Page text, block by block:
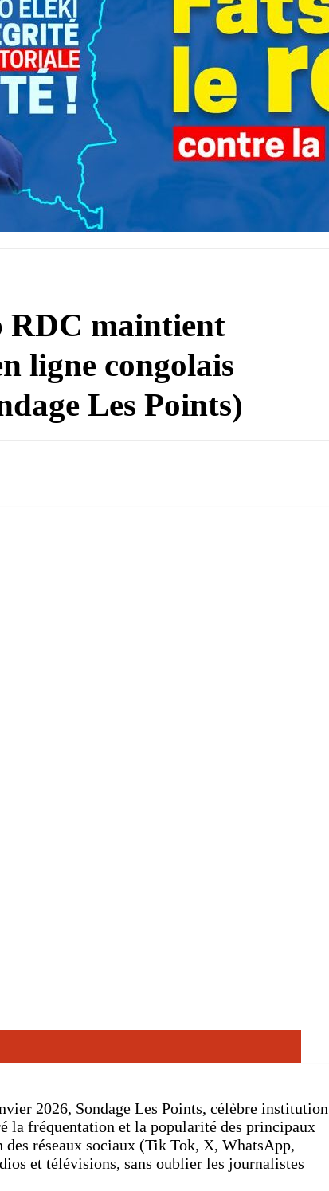
RDC maintient
ligne congolais
Les Points)
2026, Sondage Les Points, célèbre institution
la fréquentation et la popularité des principaux
réseaux sociaux (Tik Tok, X, WhatsApp,
et télévisions, sans oublier les journalistes